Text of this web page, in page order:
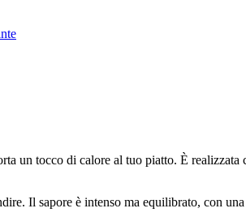
un tocco di calore al tuo piatto. È
Il sapore è intenso ma equilibrato, con